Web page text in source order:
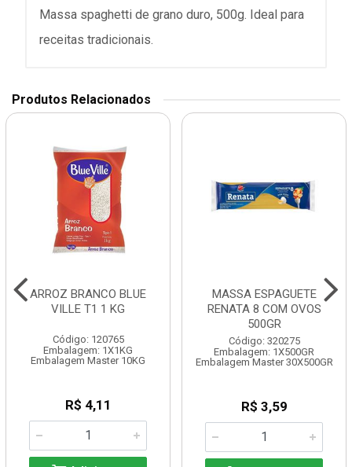
Massa spaghetti de grano duro, 500g. Ideal para
receitas tradicionais.
Produtos Relacionados
ARROZ BRANCO BLUE
VILLE T1 1 KG
Código: 120765
Embalagem: 1X1KG
Embalagem Master 10KG
R$ 4,11
MASSA ESPAGUETE
RENATA 8 COM OVOS
500GR
Código: 320275
Embalagem: 1X500GR
Embalagem Master 30X500GR
R$ 3,59